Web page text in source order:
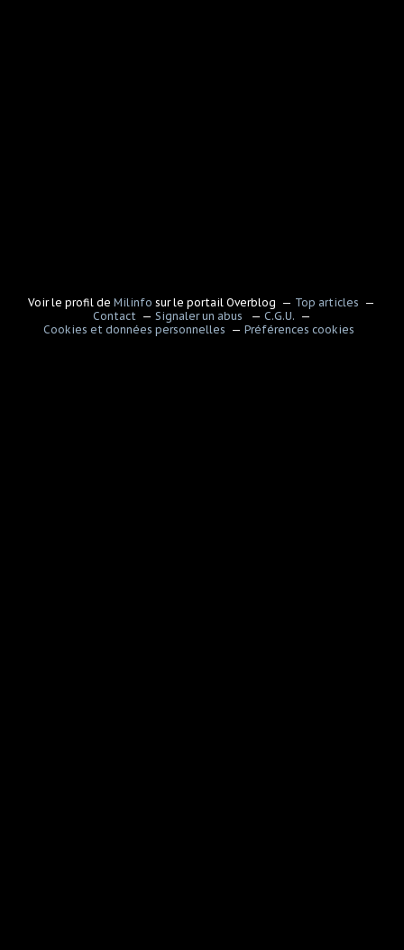
Voir le profil deMilinfo sur le portail Overblog
Top articles
Contact
Signaler un abus
C.G.U.
Cookies et données personnelles
Préférences cookies